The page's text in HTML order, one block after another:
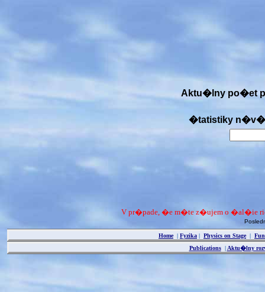
Aktu�lny po�et
�tatistiky
V pr�pade, �e m�te z�ujem o �al�ie
Home| Fyzika | Physics on Stage| Fun
Publications| Aktu�lny